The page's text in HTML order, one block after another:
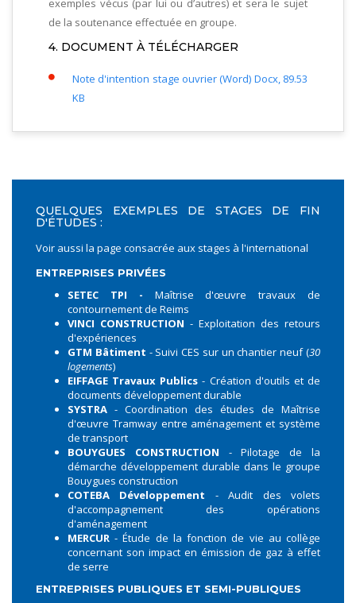
exemples vécus (par lui ou d’autres) et sera le sujet
de la soutenance effectuée en groupe.
4. DOCUMENT À TÉLÉCHARGER
Note d'intention stage ouvrier (Word) Docx, 89.53
KB
QUELQUES EXEMPLES DE STAGES DE FIN
D'ÉTUDES :
Voir aussi la page consacrée aux stages à l'international
ENTREPRISES PRIVÉES
SETEC TPI - Maîtrise d'œuvre travaux de
contournement de Reims
VINCI CONSTRUCTION - Exploitation des retours
d'expériences
GTM Bâtiment - Suivi CES sur un chantier neuf (30
logements)
EIFFAGE Travaux Publics - Création d'outils et de
documents développement durable
SYSTRA - Coordination des études de Maîtrise
d'œuvre Tramway entre aménagement et système
de transport
BOUYGUES CONSTRUCTION - Pilotage de la
démarche développement durable dans le groupe
Bouygues construction
COTEBA Développement - Audit des volets
d'accompagnement des opérations
d'aménagement
MERCUR - Étude de la fonction de vie au collège
concernant son impact en émission de gaz à effet
de serre
ENTREPRISES PUBLIQUES ET SEMI-PUBLIQUES